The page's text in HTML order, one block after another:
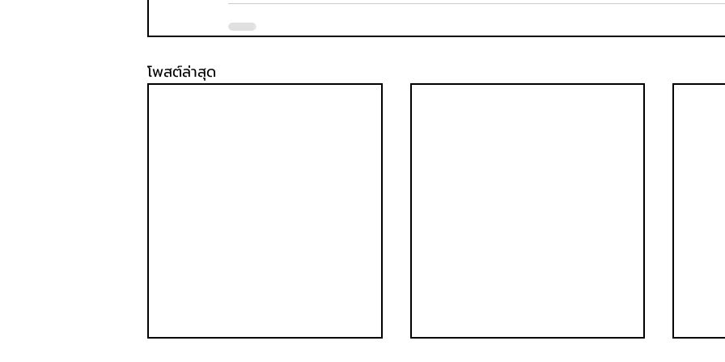
โพสต์ล่าสุด